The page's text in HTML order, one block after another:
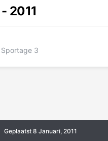
2011
Sportage 3
Geplaatst 8 Januari, 2011